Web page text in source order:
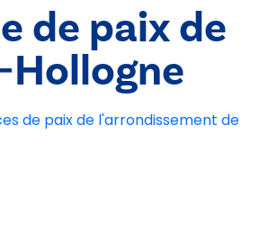
de paix de
Hollogne
de paix de l'arrondissement de